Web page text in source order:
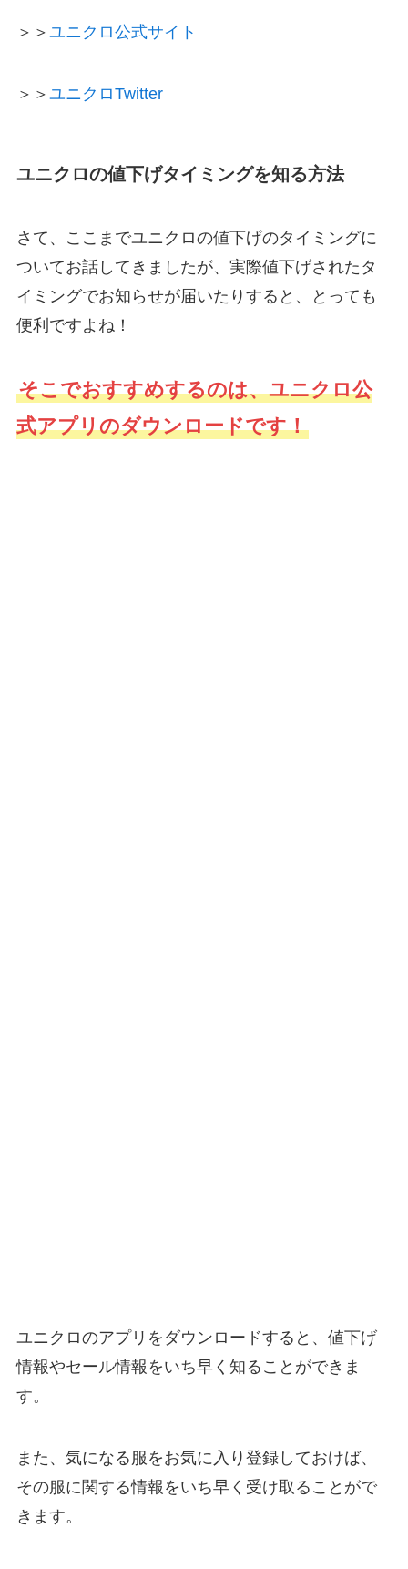
＞＞ ユニクロ公式サイト
＞＞ ユニクロTwitter
ユニクロの値下げタイミングを知る方法
さて、ここまでユニクロの値下げのタイミングに
ついてお話してきましたが、実際値下げされたタ
イミングでお知らせが届いたりすると、とっても
便利ですよね！
そこでおすすめするのは、ユニクロ公
式アプリのダウンロードです！
ユニクロのアプリをダウンロードすると、値下げ
情報やセール情報をいち早く知ることができま
す。
また、気になる服をお気に入り登録しておけば、
その服に関する情報をいち早く受け取ることがで
きます。